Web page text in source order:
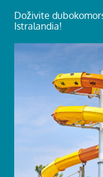
Doživite
Istralandia!